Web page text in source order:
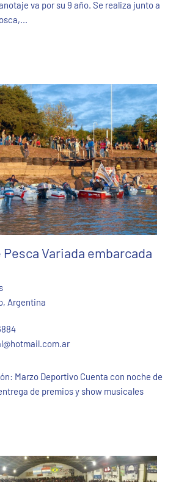
va por su 9 año. Se realiza junto a
Variada embarcada
Argentina
Marzo Deportivo Cuenta con noche de
de premios y show musicales